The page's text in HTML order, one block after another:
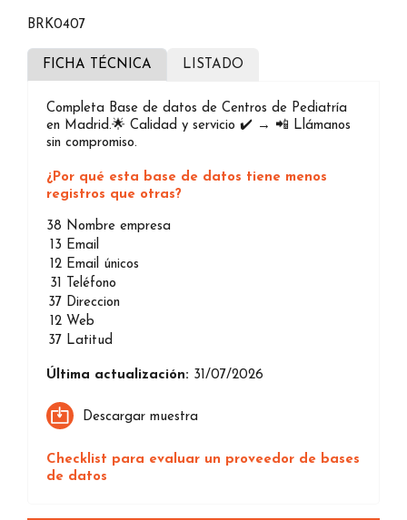
BRK0407
FICHA TÉCNICA LISTADO
Completa Base de datos de Centros de Pediatría
en Madrid.🌟 Calidad y servicio ✔️ → 📲 Llámanos
sin compromiso.
¿Por qué esta base de datos tiene menos
registros que otras?
38 Nombre empresa
13 Email
12 Email únicos
31 Teléfono
37 Direccion
12 Web
37 Latitud
Última actualización: 31/07/2026
Descargar muestra
Checklist para evaluar un proveedor de bases
de datos